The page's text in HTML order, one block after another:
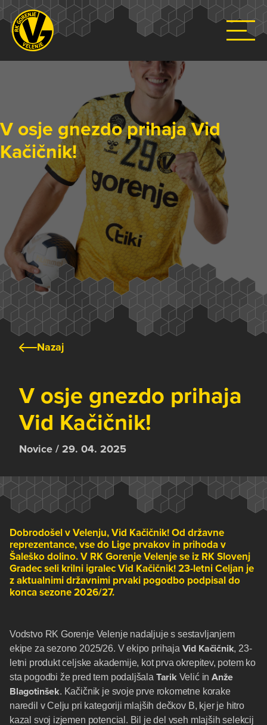
V osje gnezdo prihaja Vid
Kačičnik!
Nazaj
V osje gnezdo prihaja
Vid Kačičnik!
Novice / 29. 04. 2025
Dobrodošel v Velenju, Vid Kačičnik! Od državne
reprezentance, vse do Lige prvakov in prihoda v
Šaleško dolino. V RK Gorenje Velenje se iz RK Slovenj
Gradec seli krilni igralec Vid Kačičnik! 23-letni Celjan je
z aktualnimi državnimi prvaki pogodbo podpisal do
konca sezone 2026/27.
Vodstvo RK Gorenje Velenje nadaljuje s sestavljanjem
ekipe za sezono 2025/26. V ekipo prihaja Vid Kačičnik, 23-
letni produkt celjske akademije, kot prva okrepitev, potem ko
sta pogodbi že pred tem podaljšala Tarik Velić inAnže
Blagotinšek. Kačičnik je svoje prve rokometne korake
naredil v Celju pri kategoriji mlajših dečkov B, kjer je hitro
kazal svoj izjemen potencial. Bil je del vseh mlajših selekcij